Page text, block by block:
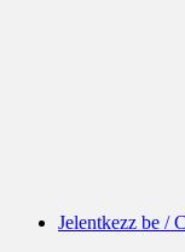
Jelentkezz be /